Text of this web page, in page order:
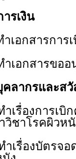
รเงิน
เอกสารการ
ำเอกสารขอ
คลากรและส
เรื่องการเบิ
วิชาโรคผิวหนั
เรื่องบัตรจอ